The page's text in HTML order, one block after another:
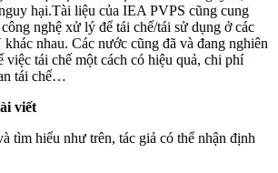
hại.Tài liệu của IEA PVPS cũng cung
nghệ xử lý để tái chế/tái sử dụng ở các
nhau. Các nước cũng đã và đang nghiên
việc tái chế một cách có hiệu quả, chi phí
tái chế…
viết
tìm hiểu như trên, tác giả có thể nhận định